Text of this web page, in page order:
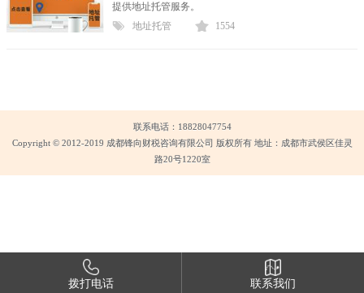
提供地址托管服务。
地址托管
1554
联系电话：18828047754
Copyright © 2012-2019 成都锋向财税咨询有限公司 版权所有 地址：成都市武侯区佳灵
路20号1220室
拨打电话 联系我们